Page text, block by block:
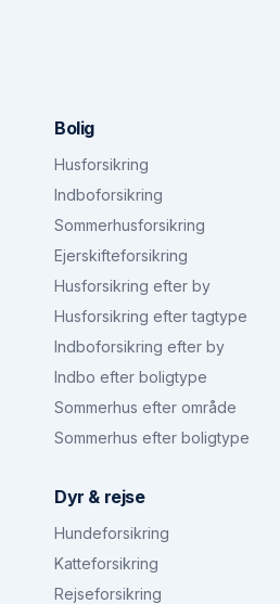
Bolig
Husforsikring
Indboforsikring
Sommerhusforsikring
Ejerskifteforsikring
Husforsikring efter by
Husforsikring efter tagtype
Indboforsikring efter by
Indbo efter boligtype
Sommerhus efter område
Sommerhus efter boligtype
Dyr & rejse
Hundeforsikring
Katteforsikring
Rejseforsikring